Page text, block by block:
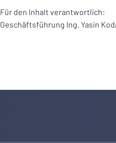
Für den Inhalt verantwortlich:
Geschäftsführung Ing. Yasin